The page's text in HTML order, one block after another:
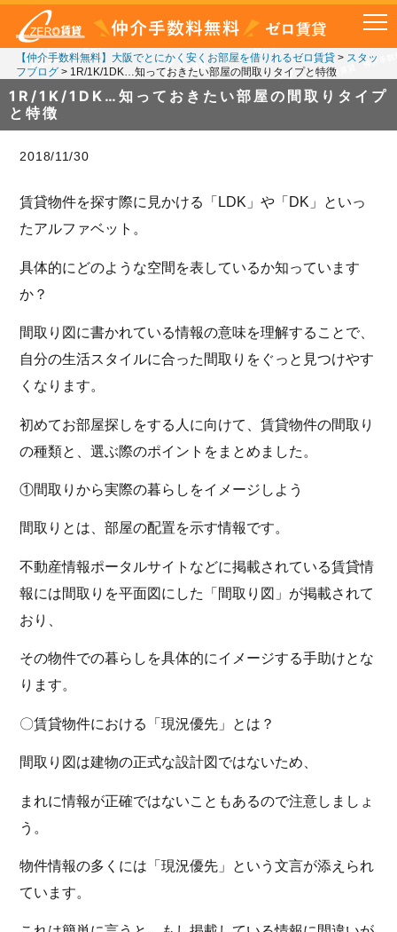
【仲介手数料無料】大阪でとにかく安くお部屋を借りれるゼロ賃貸> スタッ
フブログ> 1R/1K/1DK…知っておきたい部屋の間取りタイプと特徴
1R/1K/1DK…知っておきたい部屋の間取りタイプ
と特徴
2018/11/30
賃貸物件を探す際に見かける「LDK」や「DK」といっ
たアルファベット。
具体的にどのような空間を表しているか知っています
か？
間取り図に書かれている情報の意味を理解することで、
自分の生活スタイルに合った間取りをぐっと見つけやす
くなります。
初めてお部屋探しをする人に向けて、賃貸物件の間取り
の種類と、選ぶ際のポイントをまとめました。
①間取りから実際の暮らしをイメージしよう
間取りとは、部屋の配置を示す情報です。
不動産情報ポータルサイトなどに掲載されている賃貸情
報には間取りを平面図にした「間取り図」が掲載されて
おり、
その物件での暮らしを具体的にイメージする手助けとな
ります。
〇賃貸物件における「現況優先」とは？
間取り図は建物の正式な設計図ではないため、
まれに情報が正確ではないこともあるので注意しましょ
う。
物件情報の多くには「現況優先」という文言が添えられ
ています。